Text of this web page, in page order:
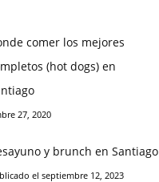
comer los mejores
(hot dogs) en
27, 2020
y brunch en Santiago
el septiembre 12, 2023